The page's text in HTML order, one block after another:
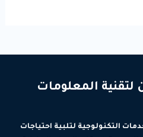
لتقنية المعلومات
التكنولوجية لتلبية احتياجات